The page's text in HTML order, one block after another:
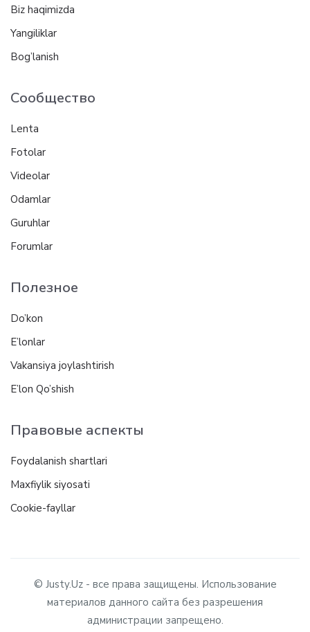
Biz haqimizda
Yangiliklar
Bog’lanish
Сообщество
Lenta
Fotolar
Videolar
Odamlar
Guruhlar
Forumlar
Полезное
Do’kon
E’lonlar
Vakansiya joylashtirish
E’lon Qo’shish
Правовые аспекты
Foydalanish shartlari
Maxfiylik siyosati
Cookie-fayllar
© Justy.Uz - все права защищены. Использование
материалов данного сайта без разрешения
администрации запрещено.